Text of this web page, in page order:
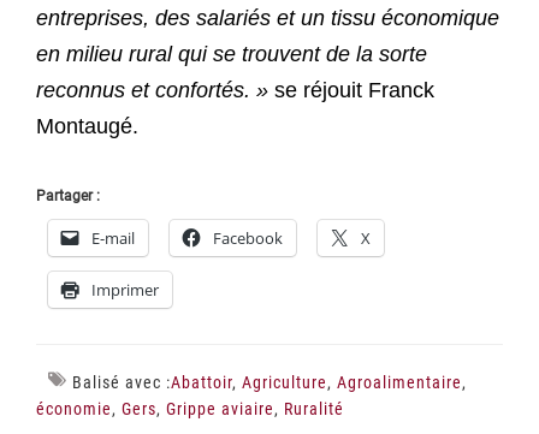
entreprises, des salariés et un tissu économique
en milieu rural qui se trouvent de la sorte
reconnus et confortés. » se réjouit Franck
Montaugé.
Partager :
E-mail Facebook X
Imprimer
Balisé avec :Abattoir, Agriculture, Agroalimentaire,
économie, Gers, Grippe aviaire, Ruralité